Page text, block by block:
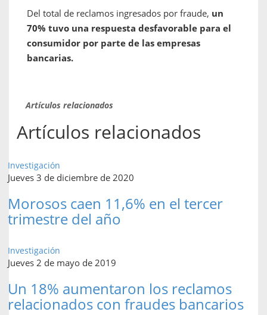
Del total de reclamos ingresados por fraude, un
70% tuvo una respuesta desfavorable para el
consumidor por parte de las empresas
bancarias.
Artículos relacionados
Artículos relacionados
Investigación
Jueves 3 de diciembre de 2020
Morosos caen 11,6% en el tercer
trimestre del año
Investigación
Jueves 2 de mayo de 2019
Un 18% aumentaron los reclamos
relacionados con fraudes bancarios